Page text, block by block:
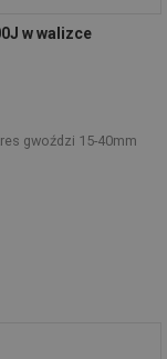
w walizce
gwoździ 15-40mm